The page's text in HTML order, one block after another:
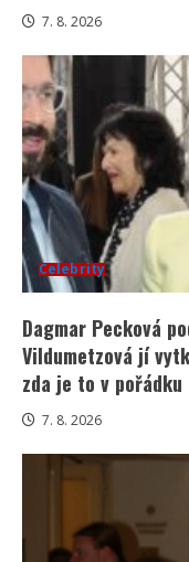
7. 8. 2026
Celebrity
Dagmar Pecková
Vildumetzová jí
zda je to v pořádku
7. 8. 2026